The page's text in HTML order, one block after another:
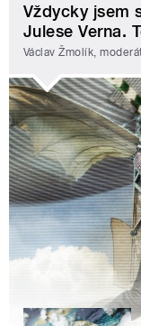
Vždycky jsem
Julese Verna.
Václav Žmolík,